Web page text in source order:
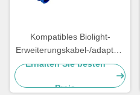
Kompatibles Biolight-
Erweiterungskabel-/adapter-
Kabel
M9500/M9000/M7000/M8000
mit 12pin
Erhalten Sie besten
Preis